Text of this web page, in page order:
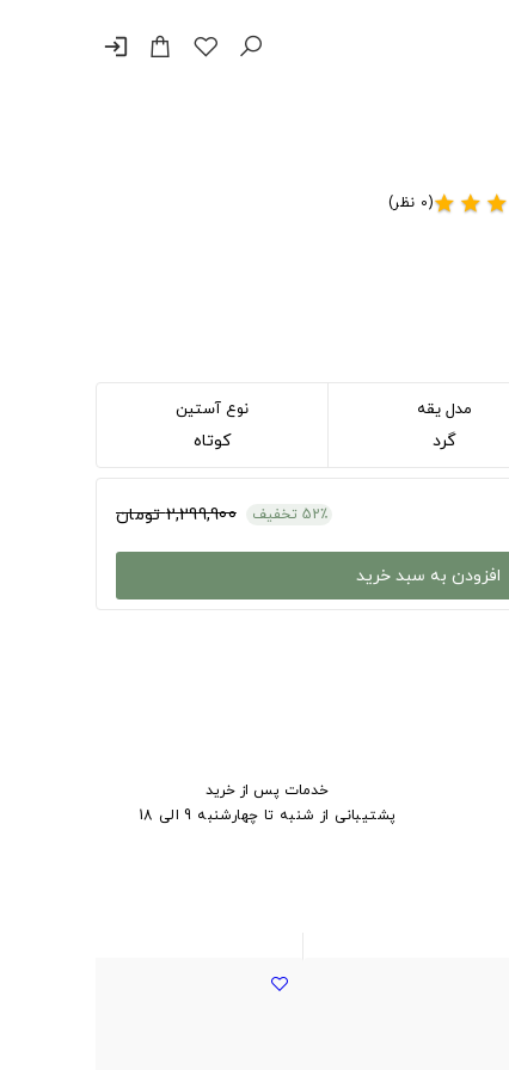
login
star
star
star(0 نظر)
مدل یقه
گرد
نوع آستین
کوتاه
52٪ تخفیف 2,299,900 تومان
افزودن به سبد خرید
خدمات پس از خرید
پشتیبانی از شنبه تا چهارشنبه 9 الی 18